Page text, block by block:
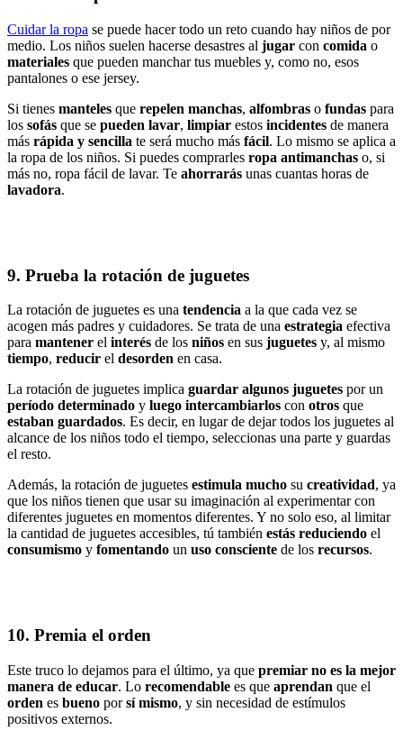
Cuidar la ropa se puede hacer todo un reto cuando hay niños de por
medio. Los niños suelen hacerse desastres al jugar con comida o
materiales que pueden manchar tus muebles y, como no, esos
pantalones o ese jersey.
Si tienes manteles que repelen manchas, alfombras o fundas para
los sofás que se pueden lavar, limpiar estos incidentes de manera
más rápida y sencilla te será mucho más fácil. Lo mismo se aplica a
la ropa de los niños. Si puedes comprarles ropa antimanchas o, si
más no, ropa fácil de lavar. Te ahorrarás unas cuantas horas de
lavadora.
9. Prueba la rotación de juguetes
La rotación de juguetes es una tendencia a la que cada vez se
acogen más padres y cuidadores. Se trata de una estrategia efectiva
para mantener el interés de los niños en sus juguetes y, al mismo
tiempo, reducir el desorden en casa.
La rotación de juguetes implica guardar algunos juguetes por un
período determinado y luego intercambiarlos con otros que
estaban guardados. Es decir, en lugar de dejar todos los juguetes al
alcance de los niños todo el tiempo, seleccionas una parte y guardas
el resto.
Además, la rotación de juguetes estimula mucho su creatividad, ya
que los niños tienen que usar su imaginación al experimentar con
diferentes juguetes en momentos diferentes. Y no solo eso, al limitar
la cantidad de juguetes accesibles, tú también estás reduciendo el
consumismo y fomentando un uso consciente de los recursos.
10. Premia el orden
Este truco lo dejamos para el último, ya que premiar no es la mejor
manera de educar. Lo recomendable es que aprendan que el
orden es bueno porsí mismo, y sin necesidad de estímulos
positivos externos.